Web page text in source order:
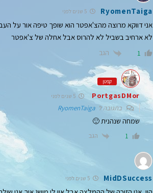
RyomenTaiga
אני דווקא מרוצה מהצ'אפטר הוא שופך טיפה אור על
לא ארחיב בשביל לא להרוס אבל אחלה של צ'אפטר
1 הגב
קפטן
PortgasDMor
בתגובה ל RyomenTaiga
שמחה שנהנית 🙂
1 הגב
MidDSuccess